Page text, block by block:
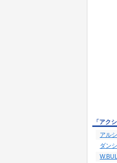
「アク
アル
ダン